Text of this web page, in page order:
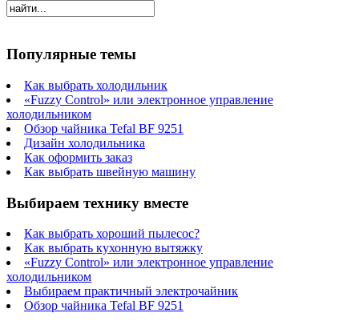
Популярные темы
Как выбрать холодильник
«Fuzzy Control» или электронное управление
холодильником
Обзор чайника Tefal BF 9251
Дизайн холодильника
Как оформить заказ
Как выбрать швейную машину
Выбираем технику вместе
Как выбрать хороший пылесос?
Как выбрать кухонную вытяжку
«Fuzzy Control» или электронное управление
холодильником
Выбираем практичный электрочайник
Обзор чайника Tefal BF 9251